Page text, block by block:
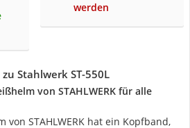
werden
Stahlwerk ST-550L
von STAHLWERK für alle
von STAHLWERK hat ein Kopfband,